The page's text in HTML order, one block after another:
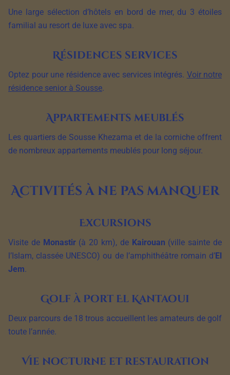
Une large sélection d’hôtels en bord de mer, du 3 étoiles
familial au resort de luxe avec spa.
Résidences services
Optez pour une résidence avec services intégrés. Voir notre
résidence senior à Sousse.
Appartements meublés
Les quartiers de Sousse Khezama et de la corniche offrent
de nombreux appartements meublés pour long séjour.
Activités à ne pas manquer
Excursions
Visite de Monastir(à 20 km), de Kairouan (ville sainte de
l’Islam, classée UNESCO) ou de l’amphithéâtre romain d’El
Jem.
Golf à Port El Kantaoui
Deux parcours de 18 trous accueillent les amateurs de golf
toute l’année.
Vie nocturne et restauration